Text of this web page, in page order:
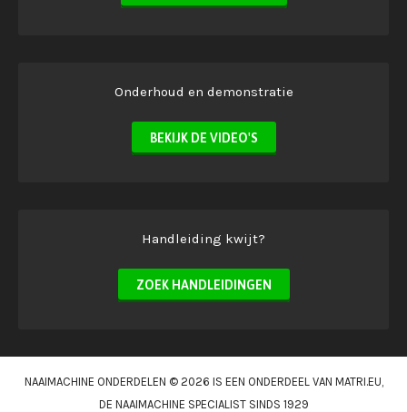
Onderhoud en demonstratie
BEKIJK DE VIDEO'S
Handleiding kwijt?
ZOEK HANDLEIDINGEN
NAAIMACHINE ONDERDELEN © 2026 IS EEN ONDERDEEL VAN MATRI.EU,
DE NAAIMACHINE SPECIALIST SINDS 1929